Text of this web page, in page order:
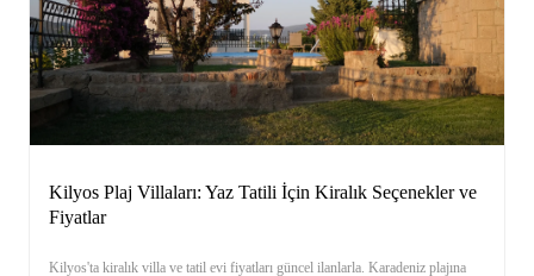
Kilyos Plaj Villaları: Yaz Tatili İçin Kiralık Seçenekler ve
Fiyatlar
Kilyos'ta kiralık villa ve tatil evi fiyatları güncel ilanlarla. Karadeniz plajına